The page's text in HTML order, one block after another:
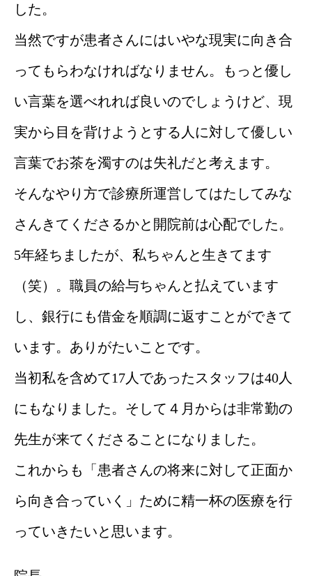
した。
当然ですが患者さんにはいやな現実に向き合
ってもらわなければなりません。もっと優し
い言葉を選べれれば良いのでしょうけど、現
実から目を背けようとする人に対して優しい
言葉でお茶を濁すのは失礼だと考えます。
そんなやり方で診療所運営してはたしてみな
さんきてくださるかと開院前は心配でした。
5年経ちましたが、私ちゃんと生きてます
（笑）。職員の給与ちゃんと払えています
し、銀行にも借金を順調に返すことができて
います。ありがたいことです。
当初私を含めて17人であったスタッフは40人
にもなりました。そして４月からは非常勤の
先生が来てくださることになりました。
これからも「患者さんの将来に対して正面か
ら向き合っていく」ために精一杯の医療を行
っていきたいと思います。